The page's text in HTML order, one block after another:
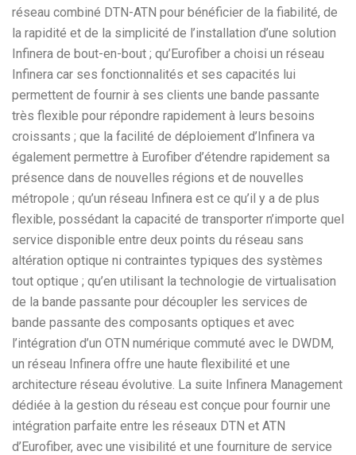
réseau combiné DTN-ATN pour bénéficier de la fiabilité, de
la rapidité et de la simplicité de l’installation d’une solution
Infinera de bout-en-bout ; qu’Eurofiber a choisi un réseau
Infinera car ses fonctionnalités et ses capacités lui
permettent de fournir à ses clients une bande passante
très flexible pour répondre rapidement à leurs besoins
croissants ; que la facilité de déploiement d’Infinera va
également permettre à Eurofiber d’étendre rapidement sa
présence dans de nouvelles régions et de nouvelles
métropole ; qu’un réseau Infinera est ce qu’il y a de plus
flexible, possédant la capacité de transporter n’importe quel
service disponible entre deux points du réseau sans
altération optique ni contraintes typiques des systèmes
tout optique ; qu’en utilisant la technologie de virtualisation
de la bande passante pour découpler les services de
bande passante des composants optiques et avec
l’intégration d’un OTN numérique commuté avec le DWDM,
un réseau Infinera offre une haute flexibilité et une
architecture réseau évolutive. La suite Infinera Management
dédiée à la gestion du réseau est conçue pour fournir une
intégration parfaite entre les réseaux DTN et ATN
d’Eurofiber, avec une visibilité et une fourniture de service